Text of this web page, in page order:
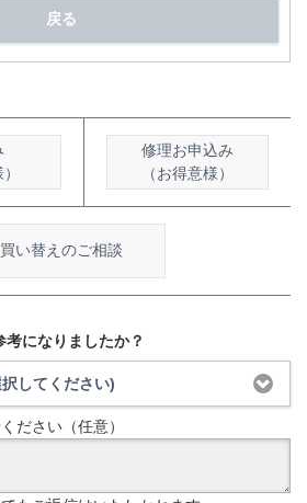
戻る
修理お申込み
（お得意様）
買い替えのご相談
になりましたか？
してください)
ださい（任意）